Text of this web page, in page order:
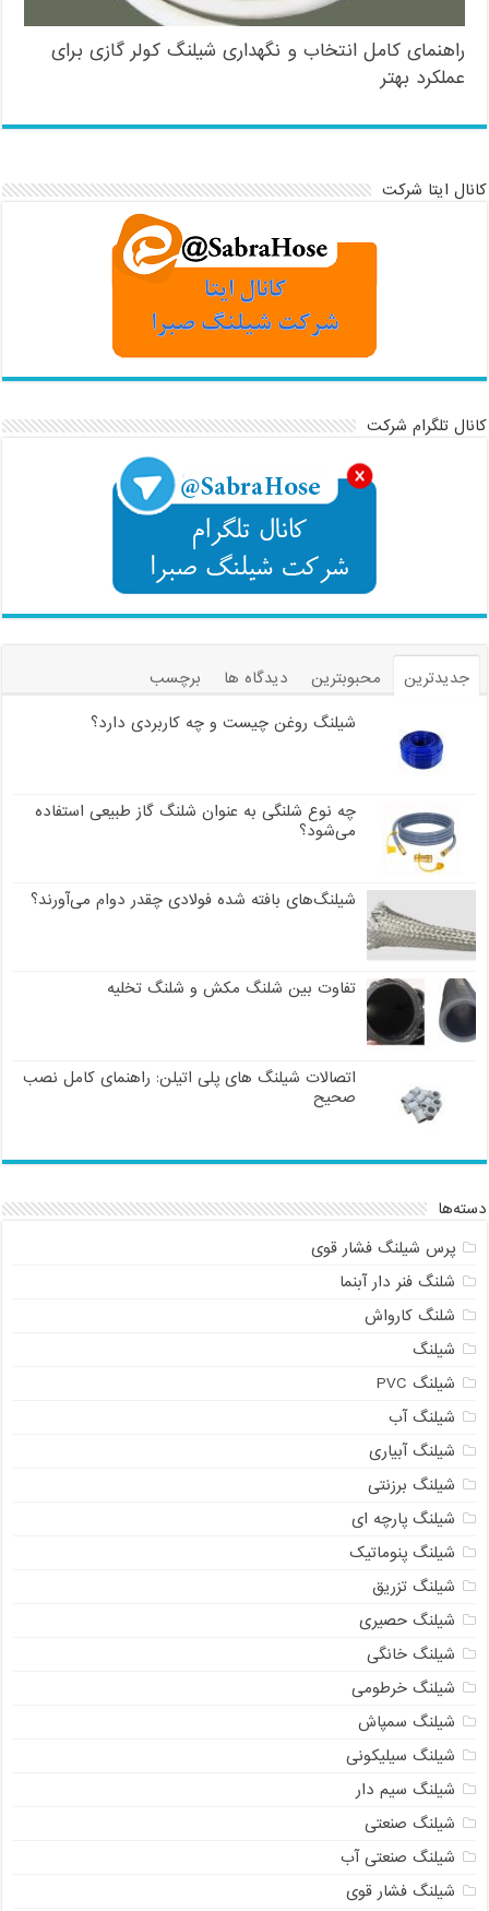
راهنمای کامل انتخاب و نگهداری شیلنگ کولر گازی برای
عملکرد بهتر
کانال ایتا شرکت
کانال تلگرام شرکت
جدیدترین محبوبترین دیدگاه ها
برچسب
شیلنگ روغن چیست و چه کاربردی دارد؟
چه نوع شلنگی به عنوان شلنگ گاز طبیعی استفاده
می‌شود؟
شیلنگ‌های بافته شده فولادی چقدر دوام می‌آورند؟
تفاوت بین شلنگ مکش و شلنگ تخلیه
اتصالات شیلنگ های پلی اتیلن: راهنمای کامل نصب
صحیح
دسته‌ها
پرس شیلنگ فشار قوی
شلنگ فنر دار آبنما
شلنگ کارواش
شیلنگ
شیلنگ PVC
شیلنگ آب
شیلنگ آبیاری
شیلنگ برزنتی
شیلنگ پارچه ای
شیلنگ پنوماتیک
شیلنگ تزریق
شیلنگ حصیری
شیلنگ خانگی
شیلنگ خرطومی
شیلنگ سمپاش
شیلنگ سیلیکونی
شیلنگ سیم دار
شیلنگ صنعتی
شیلنگ صنعتی آب
شیلنگ فشار قوی